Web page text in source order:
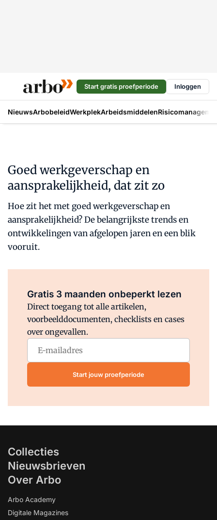
Start gratis proefperiode Inloggen
NieuwsArbobeleidWerkplekArbeidsmiddelen
Goed werkgeverschap en
aansprakelijkheid, dat zit zo
Hoe zit het met goed werkgeverschap en
aansprakelijkheid? De belangrijkste trends en
ontwikkelingen van afgelopen jaren en een blik
vooruit.
Gratis 3 maanden onbeperkt lezen
Direct toegang tot alle artikelen,
voorbeelddocumenten, checklists en cases
over ongevallen.
Start jouw proefperiode
Collecties
Nieuwsbrieven
Over Arbo
Arbo Academy
Digitale Magazines